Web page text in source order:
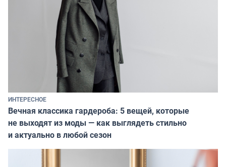
ИНТЕРЕСНОЕ
Вечная классика гардероба: 5 вещей, которые
не выходят из моды — как выглядеть стильно
и актуально в любой сезон